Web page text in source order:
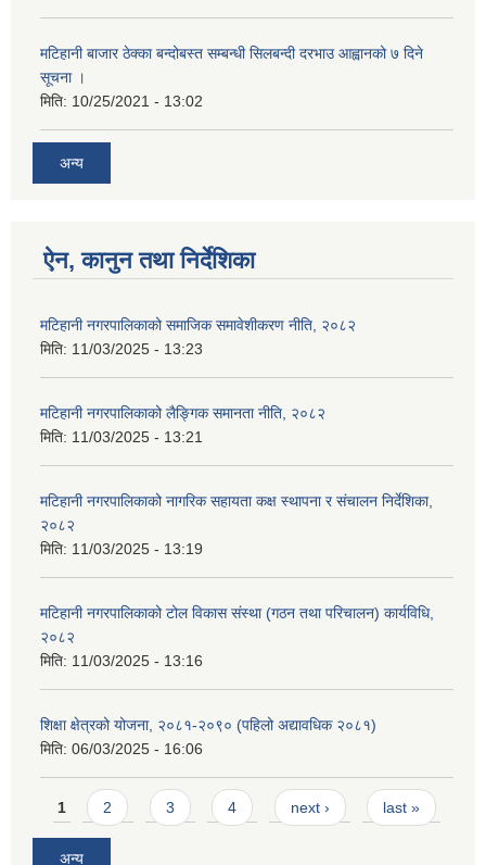
मटिहानी बाजार ठेक्का बन्दोबस्त सम्बन्धी सिलबन्दी दरभाउ आह्वानको ७ दिने
सूचना ।
मिति: 10/25/2021 - 13:02
अन्य
ऐन, कानुन तथा निर्देशिका
मटिहानी नगरपालिकाको समाजिक समावेशीकरण नीति, २०८२
मिति: 11/03/2025 - 13:23
मटिहानी नगरपालिकाको लैङ्गिक समानता नीति, २०८२
मिति: 11/03/2025 - 13:21
मटिहानी नगरपालिकाको नागरिक सहायता कक्ष स्थापना र संचालन निर्देशिका,
२०८२
मिति: 11/03/2025 - 13:19
मटिहानी नगरपालिकाको टोल विकास संस्था (गठन तथा परिचालन) कार्यविधि,
२०८२
मिति: 11/03/2025 - 13:16
शिक्षा क्षेत्रको योजना, २०८१-२०९० ‌‍(पहिलो अद्यावधिक २०८१)
मिति: 06/03/2025 - 16:06
Pages
1 2 3 4 next › last »
अन्य